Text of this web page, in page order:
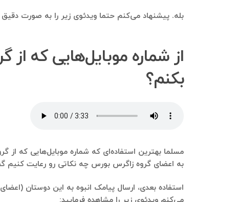
بله. پیشنهاد می‌کنم حتما ویدئوی زیر را به صورت دقیق
از شماره موبایل‌هایی که
بکنم؟
مسلما بهترین استفاده‌ای که شماره موبایل‌هایی که از
به اعضای گروه زاگرس بورس چه نکاتی رو رعایت کنیم
استفاده بعدی، ارسال پیامک انبوه به این دوستان